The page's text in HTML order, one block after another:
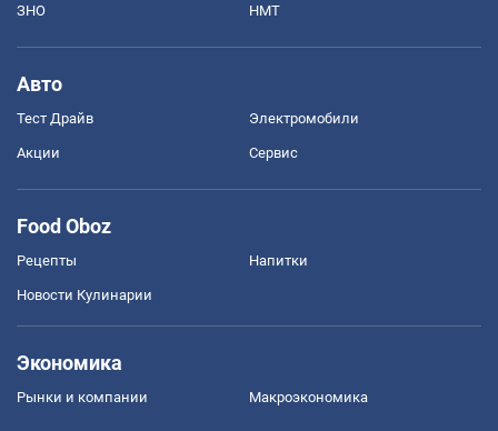
ЗНО НМТ
Авто
Тест Драйв Электромобили
Акции Сервис
Food Oboz
Рецепты Напитки
Новости Кулинарии
Экономика
Рынки и компании Mакроэкономика